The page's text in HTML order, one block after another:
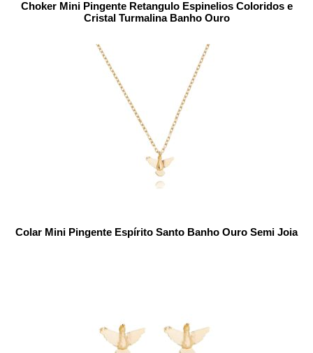
Choker Mini Pingente Retangulo Espinelios Coloridos e
Cristal Turmalina Banho Ouro
Colar Mini Pingente Espírito Santo Banho Ouro Semi Joia